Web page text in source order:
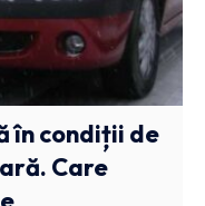
în condiții de
Care